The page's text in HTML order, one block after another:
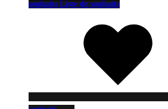
souhaits Liste de souhaits